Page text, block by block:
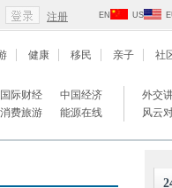
注册 EN US
健康 移民 亲子 社
国际财经
中国经济
消费旅游
能源在线
外交
风云